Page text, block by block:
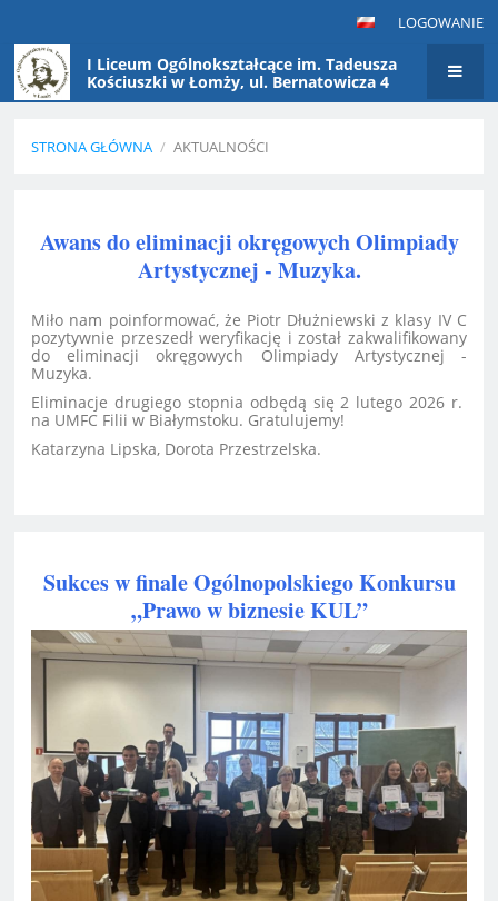
LOGOWANIE
I Liceum Ogólnokształcące im. Tadeusza
Kościuszki w Łomży, ul. Bernatowicza 4
STRONA GŁÓWNA / AKTUALNOŚCI
Awans do eliminacji okręgowych Olimpiady
Artystycznej - Muzyka.
Miło nam poinformować, że Piotr Dłużniewski z klasy IV C
pozytywnie przeszedł weryfikację i został zakwalifikowany
do eliminacji okręgowych Olimpiady Artystycznej -
Muzyka.
Eliminacje drugiego stopnia odbędą się 2 lutego 2026 r.
na UMFC Filii w Białymstoku. Gratulujemy!
Katarzyna Lipska, Dorota Przestrzelska.
Sukces w finale Ogólnopolskiego Konkursu
„Prawo w biznesie KUL”